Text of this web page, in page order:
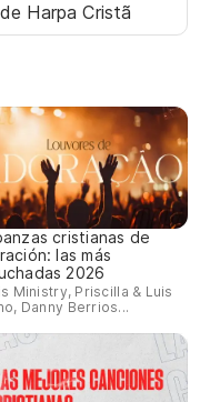
de Harpa Cristã
cristianas de
las más
2026
Ministry, Priscilla & Luis
Danny Berrios...